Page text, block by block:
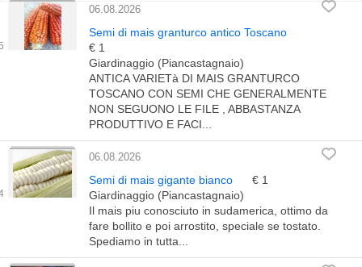
06.08.2026
Semi di mais granturco antico Toscano
€ 1
Giardinaggio (Piancastagnaio)
ANTICA VARIETà DI MAIS GRANTURCO
TOSCANO CON SEMI CHE GENERALMENTE
NON SEGUONO LE FILE , ABBASTANZA
PRODUTTIVO E FACI...
06.08.2026
Semi di mais gigante bianco
€ 1
Giardinaggio (Piancastagnaio)
Il mais piu conosciuto in sudamerica, ottimo da
fare bollito e poi arrostito, speciale se tostato.
Spediamo in tutta...